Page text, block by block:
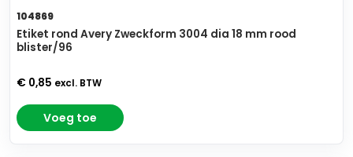
104869
Etiket rond Avery Zweckform 3004 dia 18 mm rood
blister/96
€ 0,85 excl. BTW
Voeg toe